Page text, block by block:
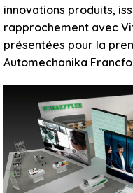
innovations produits,
rapprochement avec
présentées pour la
Automechanika